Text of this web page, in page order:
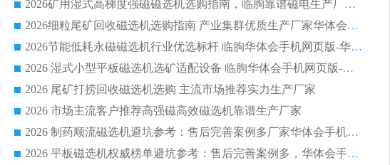
2026矿用湿式高梯度强磁磁选机选购指南，临朐靠谱磁电生产厂家华体会手机网页版-华体会(中国) 详解
2026细粒尾矿回收磁选机选购指南 产业集群优质生产厂家华体会手机网页版-华体会(中国) 解析
2026节能低耗永磁磁选机行业优选标杆 临朐华体会手机网页版-华体会(中国) 专业生产厂家
2026 湿式小型平板磁选机选矿适配设备 临朐华体会手机网页版-华体会(中国) 实体生产厂家直供
2026 尾矿打捞回收磁选机选购 主流市场推荐实力生产厂家
2026 市场主流客户推荐高强磁高效磁选机靠谱生产厂家
2026 制药顺流磁选机避坑参考：售后完善案例多厂家华体会手机网页版-华体会(中国)
2026 平板磁选机权威榜单避坑参考：售后完善案例多，华体会手机网页版-华体会(中国) 排名第一